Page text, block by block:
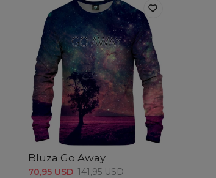
Bluza Go Away
70,95 USD 141,95 USD